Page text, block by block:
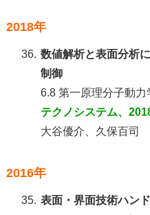
2018年
36. 数値解析と表面分析
制御
6.8 第一原理分子動力
テクノシステム、
大谷優介、久保百司
2016年
35. 表面・界面技術ハン